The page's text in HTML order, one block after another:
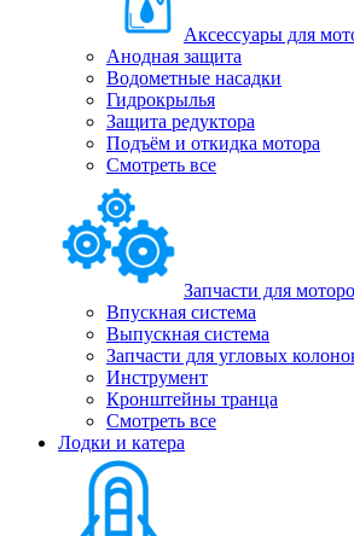
Аксессуары для
Анодная защита
Водометные насадки
Гидрокрылья
Защита редуктора
Подъём и откидка мотора
Смотреть все
Запчасти для
Впускная система
Выпускная система
Запчасти для угловых
Инструмент
Кронштейны транца
Смотреть все
Лодки и катера